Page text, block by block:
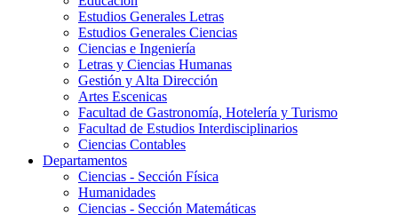
Estudios Generales Letras
Estudios Generales Ciencias
Ciencias e Ingeniería
Letras y Ciencias Humanas
Gestión y Alta Dirección
Artes Escenicas
Facultad de Gastronomía, Hotelería y Turismo
Facultad de Estudios Interdisciplinarios
Ciencias Contables
Departamentos
Ciencias - Sección Física
Humanidades
Ciencias - Sección Matemáticas